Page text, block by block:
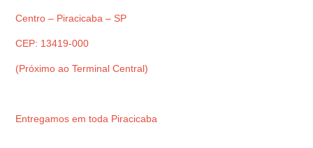
Centro – Piracicaba – SP
CEP: 13419-000
(Próximo ao Terminal Central)
Entregamos em toda Piracicaba